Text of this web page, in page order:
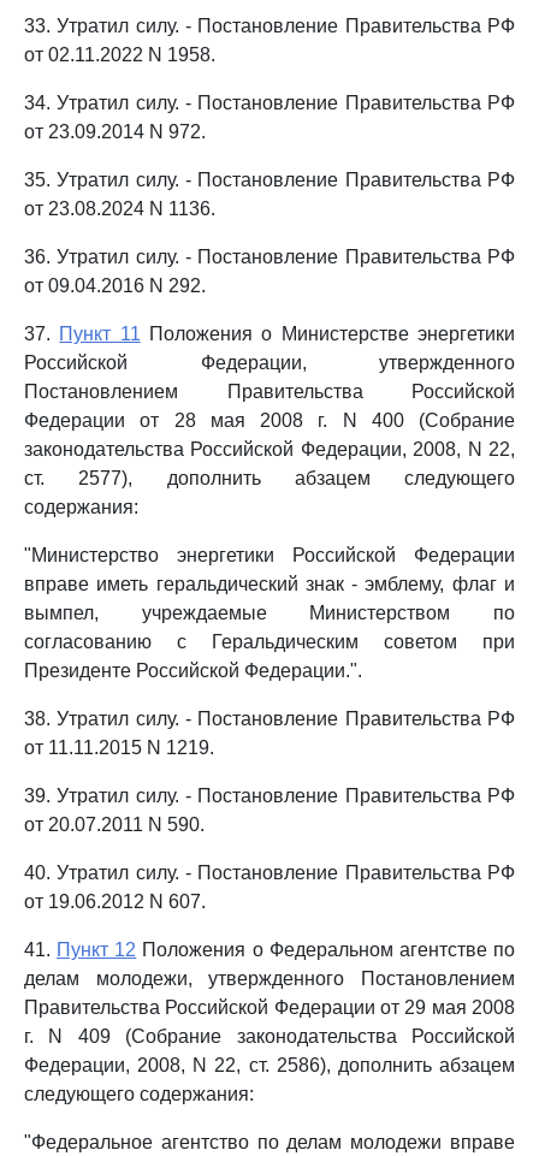
33. Утратил силу. - Постановление Правительства РФ
от 02.11.2022 N 1958.
34. Утратил силу. - Постановление Правительства РФ
от 23.09.2014 N 972.
35. Утратил силу. - Постановление Правительства РФ
от 23.08.2024 N 1136.
36. Утратил силу. - Постановление Правительства РФ
от 09.04.2016 N 292.
37. Пункт 11 Положения о Министерстве энергетики
Российской Федерации, утвержденного
Постановлением Правительства Российской
Федерации от 28 мая 2008 г. N 400 (Собрание
законодательства Российской Федерации, 2008, N 22,
ст. 2577), дополнить абзацем следующего
содержания:
"Министерство энергетики Российской Федерации
вправе иметь геральдический знак - эмблему, флаг и
вымпел, учреждаемые Министерством по
согласованию с Геральдическим советом при
Президенте Российской Федерации.".
38. Утратил силу. - Постановление Правительства РФ
от 11.11.2015 N 1219.
39. Утратил силу. - Постановление Правительства РФ
от 20.07.2011 N 590.
40. Утратил силу. - Постановление Правительства РФ
от 19.06.2012 N 607.
41. Пункт 12 Положения о Федеральном агентстве по
делам молодежи, утвержденного Постановлением
Правительства Российской Федерации от 29 мая 2008
г. N 409 (Собрание законодательства Российской
Федерации, 2008, N 22, ст. 2586), дополнить абзацем
следующего содержания:
"Федеральное агентство по делам молодежи вправе